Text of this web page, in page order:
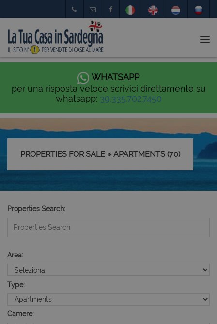
WHATSAPP
per una risposta veloce scrivici direttamente su
whatsapp: 39.335.702.7450
PROPERTIES FOR SALE » APARTMENTS (70)
Properties Search:
Area:
Type:
Camere: